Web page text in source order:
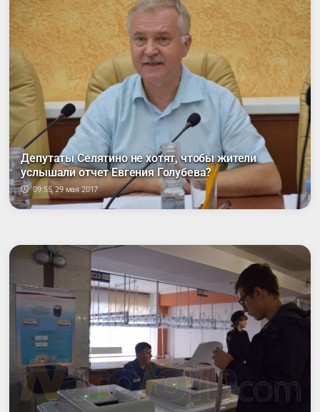
Депутаты Селятино не хотят, чтобы жители
услышали отчет Евгения Голубева?
09:55, 29 мая 2017